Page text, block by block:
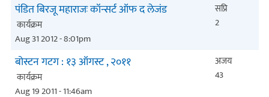
पंडित बिरजू महाराजः कॉन्सर्ट ऑफ द लेजंड
कार्यक्रम
Aug 31 2012 - 8:01pm
सप्रि
2
बोस्टन गटग : १३ ऑगस्ट , २०११
कार्यक्रम
Aug 19 2011 - 11:46am
अजय
43